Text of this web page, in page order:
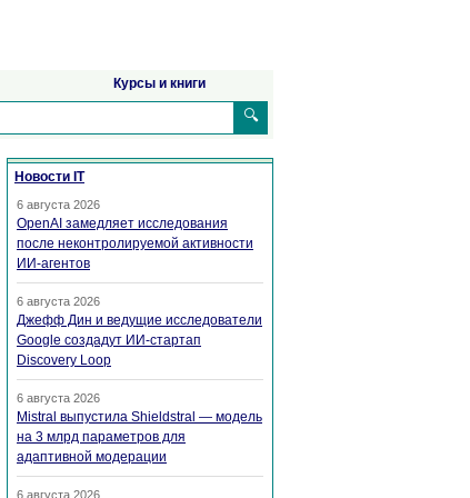
Курсы и книги
🔍
Новости IT
6 августа 2026
OpenAI замедляет исследования
после неконтролируемой активности
ИИ-агентов
6 августа 2026
Джефф Дин и ведущие исследователи
Google создадут ИИ-стартап
Discovery Loop
6 августа 2026
Mistral выпустила Shieldstral — модель
на 3 млрд параметров для
адаптивной модерации
6 августа 2026